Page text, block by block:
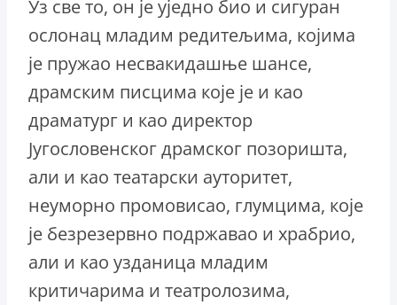
Уз све то, он је уједно био и сигуран
ослонац младим редитељима, којима
је пружао несвакидашње шансе,
драмским писцима које је и као
драматург и као директор
Југословенског драмског позоришта,
али и као театарски ауторитет,
неуморно промовисао, глумцима, које
је безрезервно подржавао и храбрио,
али и као узданица младим
критичарима и театролозима,